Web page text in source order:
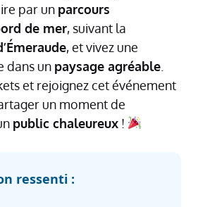
par un parcours
de mer, suivant la
, et vivez une
dans un paysage agréable
et rejoignez cet événement
un moment de
public chaleureux !
ressenti :